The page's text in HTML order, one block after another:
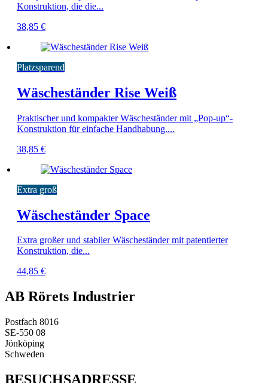
Konstruktion, die die...
38,85 €
Platzsparend
Wäscheständer Rise Weiß
Praktischer und kompakter Wäscheständer mit „Pop-up“-
Konstruktion für einfache Handhabung....
38,85 €
Extra groß
Wäscheständer Space
Extra großer und stabiler Wäscheständer mit patentierter
Konstruktion, die...
44,85 €
AB Rörets Industrier
Postfach 8016
SE-550 08
Jönköping
Schweden
BESUCHSADRESSE